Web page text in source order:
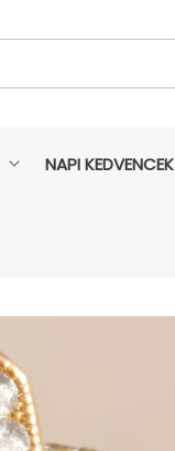
NAPI KEDVENCEK